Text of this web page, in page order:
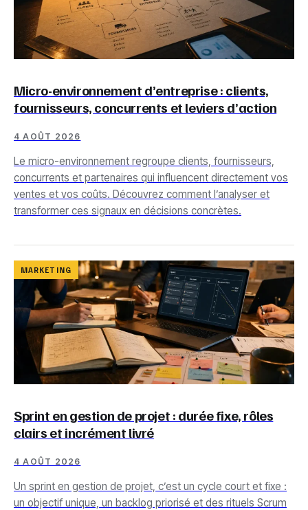
Micro-environnement d’entreprise : clients,
fournisseurs, concurrents et leviers d’action
4 AOÛT 2026
Le micro-environnement regroupe clients, fournisseurs,
concurrents et partenaires qui influencent directement vos
ventes et vos coûts. Découvrez comment l’analyser et
transformer ces signaux en décisions concrètes.
MARKETING
Sprint en gestion de projet : durée fixe, rôles
clairs et incrément livré
4 AOÛT 2026
Un sprint en gestion de projet, c’est un cycle court et fixe :
un objectif unique, un backlog priorisé et des rituels Scrum